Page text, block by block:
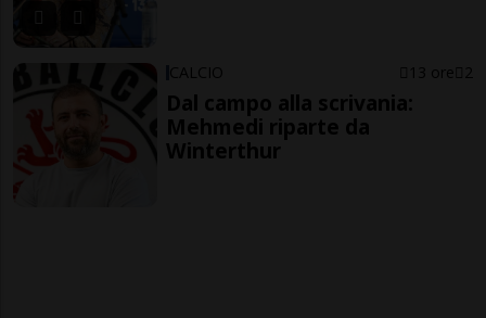
CALCIO 13 ore 2
Dal campo alla scrivania:
Mehmedi riparte da
Winterthur